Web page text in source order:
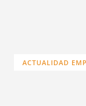
ACTUALIDAD